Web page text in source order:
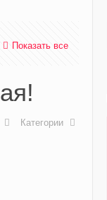
Показать все
Категории